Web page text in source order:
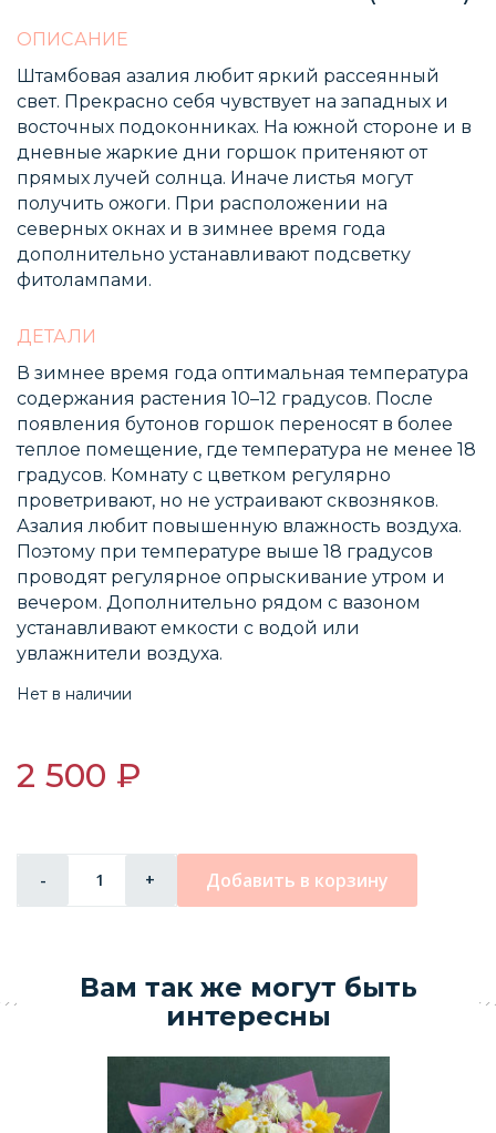
ОПИСАНИЕ
Штамбовая азалия любит яркий рассеянный
свет. Прекрасно себя чувствует на западных и
восточных подоконниках. На южной стороне и в
дневные жаркие дни горшок притеняют от
прямых лучей солнца. Иначе листья могут
получить ожоги. При расположении на
северных окнах и в зимнее время года
дополнительно устанавливают подсветку
фитолампами.
ДЕТАЛИ
В зимнее время года оптимальная температура
содержания растения 10–12 градусов. После
появления бутонов горшок переносят в более
теплое помещение, где температура не менее 18
градусов. Комнату с цветком регулярно
проветривают, но не устраивают сквозняков.
Азалия любит повышенную влажность воздуха.
Поэтому при температуре выше 18 градусов
проводят регулярное опрыскивание утром и
вечером. Дополнительно рядом с вазоном
устанавливают емкости с водой или
увлажнители воздуха.
Нет в наличии
2 500 ₽
- + Добавить в корзину
Вам так же могут быть
интересны